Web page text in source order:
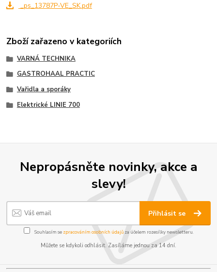
_ps_13787P-VE_SK.pdf
Zboží zařazeno v kategoriích
VARNÁ TECHNIKA
GASTROHAAL PRACTIC
Vařidla a sporáky
Elektrické LINIE 700
Nepropásněte novinky, akce a
slevy!
Přihlásit se
Souhlasím se zpracováním osobních údajůza účelem rozesílky newsletteru.
Můžete se kdykoli odhlásit. Zasíláme jednou za 14 dní.